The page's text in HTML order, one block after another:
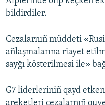
bildirdiler.
Cezalarnıñ müddeti
añlaşmalarına riayet
sayğı kösterilmesi ile»
G7 liderleriniñ qayd